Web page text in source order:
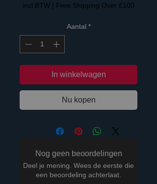
incl.BTW | Free Shipping Over £100
Aantal *
In winkelwagen
Nu kopen
Nog geen beoordelingen
Deel je mening. Wees de eerste die
een beoordeling achterlaat.